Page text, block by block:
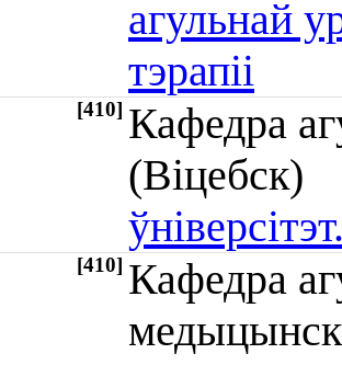
агульнай
тэрапіі
[410] Кафедра
(Віцебск)
[410] Кафедра